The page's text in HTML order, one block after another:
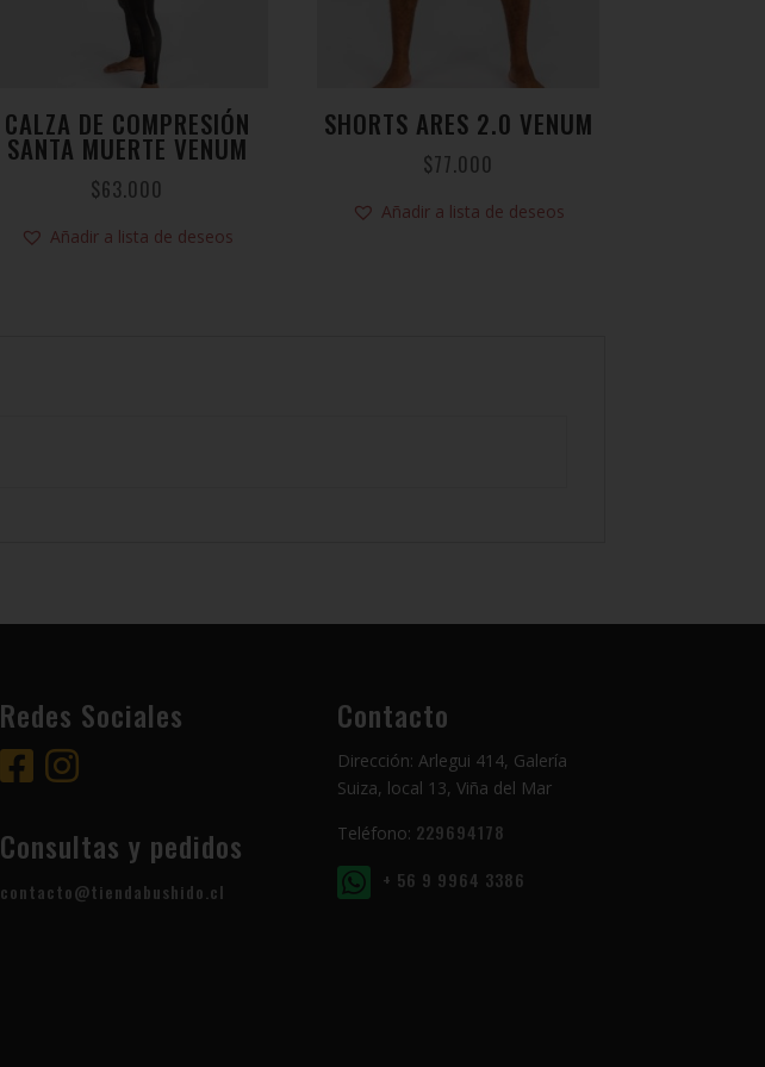
CALZA DE COMPRESIÓN
SANTA MUERTE VENUM
$63.000
Añadir a lista de deseos
SHORTS ARES 2.0 VENUM
$77.000
Añadir a lista de deseos
Redes Sociales
Consultas y pedidos
contacto@tiendabushido.cl
Contacto
Dirección: Arlegui 414, Galería
Suiza, local 13, Viña del Mar
Teléfono: 229694178
+ 56 9 9964 3386